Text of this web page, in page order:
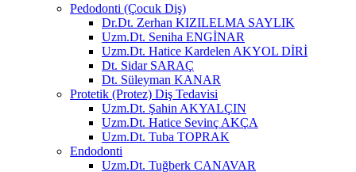
Pedodonti (Çocuk Diş)
Dr.Dt. Zerhan KIZILELMA SAYLIK
Uzm.Dt. Seniha ENGİNAR
Uzm.Dt. Hatice Kardelen AKYOL DİRİ
Dt. Sidar SARAÇ
Dt. Süleyman KANAR
Protetik (Protez) Diş Tedavisi
Uzm.Dt. Şahin AKYALÇIN
Uzm.Dt. Hatice Sevinç AKÇA
Uzm.Dt. Tuba TOPRAK
Endodonti
Uzm.Dt. Tuğberk CANAVAR